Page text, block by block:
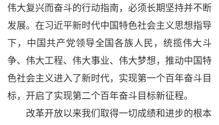
伟大复兴而奋斗的行动指南，必须长期坚持并不断
发展。在习近平新时代中国特色社会主义思想指导
下，中国共产党领导全国各族人民，统揽伟大斗
争、伟大工程、伟大事业、伟大梦想，推动中国特
色社会主义进入了新时代，实现第一个百年奋斗目
标，开启了实现第二个百年奋斗目标新征程。
改革开放以来我们取得一切成绩和进步的根本